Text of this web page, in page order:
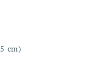
cm)